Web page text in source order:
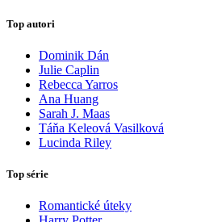
Top autori
Dominik Dán
Julie Caplin
Rebecca Yarros
Ana Huang
Sarah J. Maas
Táňa Keleová Vasilková
Lucinda Riley
Top série
Romantické úteky